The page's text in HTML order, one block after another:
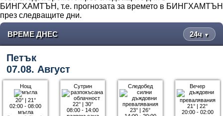
БИНГХАМТЪН, т.е. прогнозата за времето в БИНГХАМТЪН
през следващите дни.
ВРЕМЕ ДНЕС 24ч ▼
Петък
07.08. Август
Нощ
20°| 21°
02:00 - 08:00
мъгла
Сутрин
22°| 30°
08:00 - 14:00
Следобед
23° |26°
Вечер
21° |22°
20:00 - 02:00